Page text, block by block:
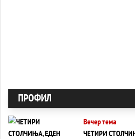
ПРОФИЛ
Вечер тема
ЧЕТИРИ